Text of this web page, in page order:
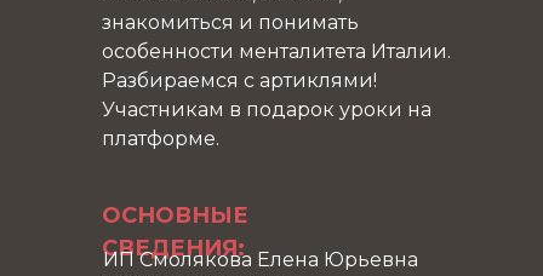
ОСНОВНЫЕ
СВЕДЕНИЯ:
ИП Смолякова Елена Юрьевна
знакомиться и понимать
особенности менталитета Италии.
Разбираемся с артиклями!
Участникам в подарок уроки на
платформе.